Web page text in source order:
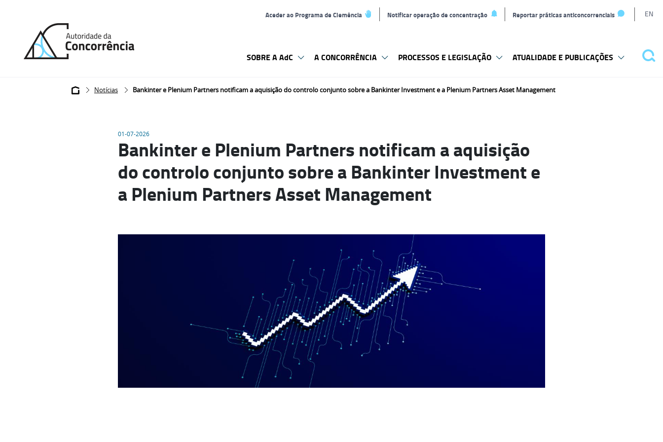
Aceder ao Programa de Clemência Notificar operação de concentração Reportar práticas anticoncorrenciais EN
home
SOBRE A AdC A CONCORRÊNCIA PROCESSOS E LEGISLAÇÃO ATUALIDADE E PUBLICAÇÕES
Breadcrumb
Notícias Bankinter e Plenium Partners notificam a aquisição do controlo conjunto sobre a Bankinter Investment e a Plenium Partners Asset Management
01-07-2026
Bankinter e Plenium Partners notificam a aquisição
do controlo conjunto sobre a Bankinter Investment e
a Plenium Partners Asset Management